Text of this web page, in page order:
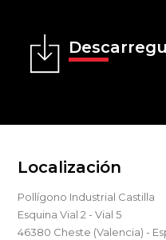
Localización
Pollígono Industrial Castilla
Esquina Vial 2 - Vial 5
46380 Cheste (Valencia) -